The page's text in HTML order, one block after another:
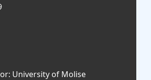
University of Molise